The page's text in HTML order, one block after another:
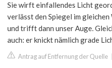
Sie wirft einfallendes Licht
verlässt den Spiegel im
und trifft dann unser Auge.
auch: er knickt nämlich grade
Antrag auf Entfernung der Quelle